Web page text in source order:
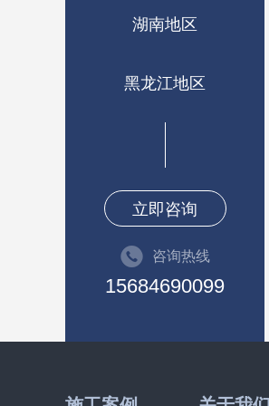
湖南地区
黑龙江地区
立即咨询
咨询热线
15684690099